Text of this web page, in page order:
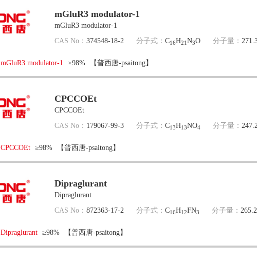
mGluR3 modulator-1
mGluR3 modulator-1
CAS No： 374548-18-2 分子式： C16H21 N3O 分子量：
mGluR3 modulator-1 ≥98% 【普西唐-psaitong】
CPCCOEt
CPCCOEt
CAS No： 179067-99-3 分子式： C13H13NO4 分子量：
CPCCOEt ≥98% 【普西唐-psaitong】
Dipraglurant
Dipraglurant
CAS No： 872363-17-2 分子式： C16H12FN3 分子量：
Dipraglurant ≥98% 【普西唐-psaitong】